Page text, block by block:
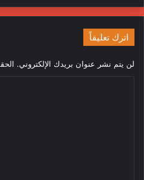
اترك تعليقاً
لن يتم نشر عنوان بريدك الإلكتروني.